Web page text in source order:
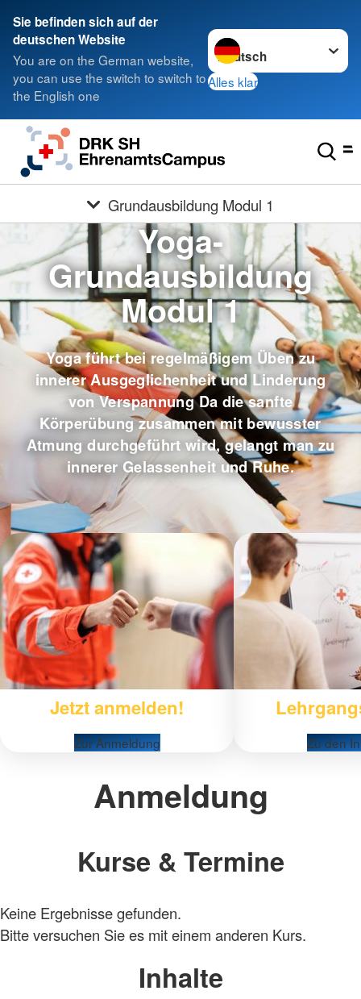
Sie befinden sich auf der
deutschen Website
You are on the German website,
you can use the switch to switch to
the English one
Sprache wechseln zu
Alles klar
Grundausbildung Modul 1
Yoga-
Grundausbildung
Modul 1
Yoga führt bei regelmäßigem Üben zu
innerer Ausgeglichenheit und Linderung
von Verspannung Da die sanfte
Körperübung zusammen mit bewusster
Atmung durchgeführt wird, gelangt man zu
innerer Gelassenheit und Ruhe.
Jetzt anmelden!
Zur Anmeldung Zu den
Anmeldung
Kurse & Termine
Keine Ergebnisse gefunden.
Bitte versuchen Sie es mit einem anderen Kurs.
Inhalte